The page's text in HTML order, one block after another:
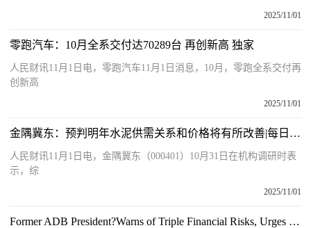
2025/11/01
零跑汽车：10月全系交付达70289台 再创新高 独家
人民财讯11月1日电，零跑汽车11月1日消息，10月，零跑全系交付再
创新高
2025/11/01
金隅冀东：预判明年水泥供需关系和价格将有所改善|每日快讯
人民财讯11月1日电，金隅冀东（000401）10月31日在机构调研时表
示，综
2025/11/01
Former ADB President?Warns of Triple Financial Risks, Urges Vigilance on Bubble